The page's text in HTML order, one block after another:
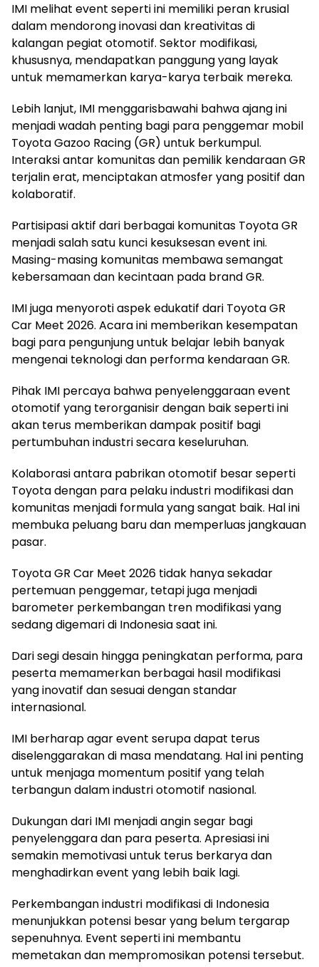
IMI melihat event seperti ini memiliki peran krusial
dalam mendorong inovasi dan kreativitas di
kalangan pegiat otomotif. Sektor modifikasi,
khususnya, mendapatkan panggung yang layak
untuk memamerkan karya-karya terbaik mereka.
Lebih lanjut, IMI menggarisbawahi bahwa ajang ini
menjadi wadah penting bagi para penggemar mobil
Toyota Gazoo Racing (GR) untuk berkumpul.
Interaksi antar komunitas dan pemilik kendaraan GR
terjalin erat, menciptakan atmosfer yang positif dan
kolaboratif.
Partisipasi aktif dari berbagai komunitas Toyota GR
menjadi salah satu kunci kesuksesan event ini.
Masing-masing komunitas membawa semangat
kebersamaan dan kecintaan pada brand GR.
IMI juga menyoroti aspek edukatif dari Toyota GR
Car Meet 2026. Acara ini memberikan kesempatan
bagi para pengunjung untuk belajar lebih banyak
mengenai teknologi dan performa kendaraan GR.
Pihak IMI percaya bahwa penyelenggaraan event
otomotif yang terorganisir dengan baik seperti ini
akan terus memberikan dampak positif bagi
pertumbuhan industri secara keseluruhan.
Kolaborasi antara pabrikan otomotif besar seperti
Toyota dengan para pelaku industri modifikasi dan
komunitas menjadi formula yang sangat baik. Hal ini
membuka peluang baru dan memperluas jangkauan
pasar.
Toyota GR Car Meet 2026 tidak hanya sekadar
pertemuan penggemar, tetapi juga menjadi
barometer perkembangan tren modifikasi yang
sedang digemari di Indonesia saat ini.
Dari segi desain hingga peningkatan performa, para
peserta memamerkan berbagai hasil modifikasi
yang inovatif dan sesuai dengan standar
internasional.
IMI berharap agar event serupa dapat terus
diselenggarakan di masa mendatang. Hal ini penting
untuk menjaga momentum positif yang telah
terbangun dalam industri otomotif nasional.
Dukungan dari IMI menjadi angin segar bagi
penyelenggara dan para peserta. Apresiasi ini
semakin memotivasi untuk terus berkarya dan
menghadirkan event yang lebih baik lagi.
Perkembangan industri modifikasi di Indonesia
menunjukkan potensi besar yang belum tergarap
sepenuhnya. Event seperti ini membantu
memetakan dan mempromosikan potensi tersebut.